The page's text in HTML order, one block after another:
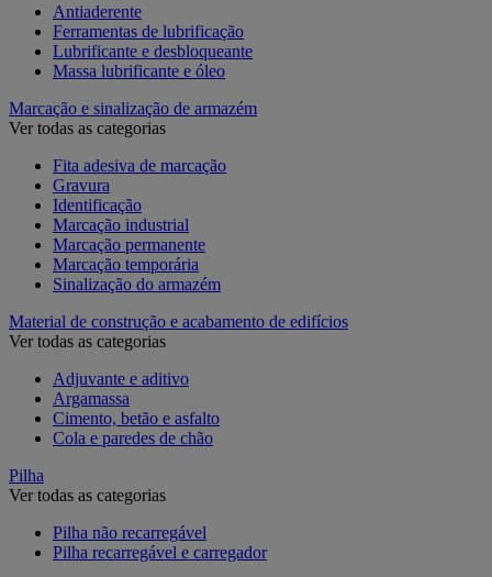
Antiaderente
Ferramentas de lubrificação
Lubrificante e desbloqueante
Massa lubrificante e óleo
Marcação e sinalização de armazém
Ver todas as categorias
Fita adesiva de marcação
Gravura
Identificação
Marcação industrial
Marcação permanente
Marcação temporária
Sinalização do armazém
Material de construção e acabamento de edifícios
Ver todas as categorias
Adjuvante e aditivo
Argamassa
Cimento, betão e asfalto
Cola e paredes de chão
Pilha
Ver todas as categorias
Pilha não recarregável
Pilha recarregável e carregador